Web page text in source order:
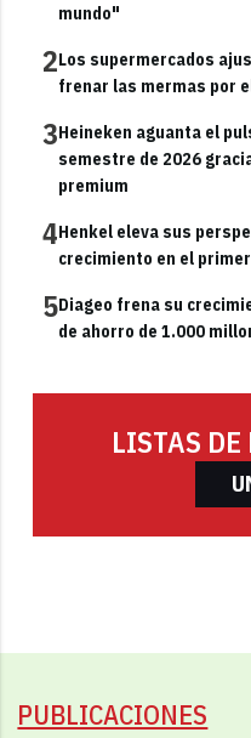
mundo"
2Los supermercados
frenar las mermas por
3Heineken aguanta el
semestre de 2026
premium
4Henkel eleva sus
crecimiento en el
5Diageo frena su
de ahorro de 1.000
LISTAS
PUBLICACIONES